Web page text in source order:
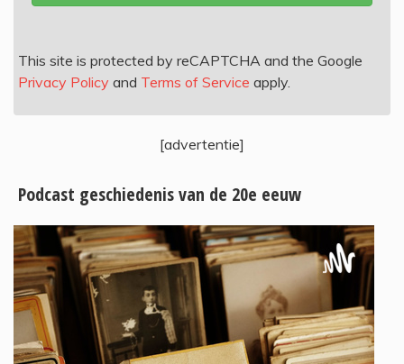
This site is protected by reCAPTCHA and the Google
Privacy Policy and Terms of Service apply.
[advertentie]
Podcast geschiedenis van de 20e eeuw